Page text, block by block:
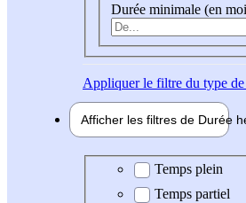
Durée minimale (en
Appliquerle filtre du type de
Afficher les filtres de Durée
Durée hebdomadaire
Temps plein
Temps partiel